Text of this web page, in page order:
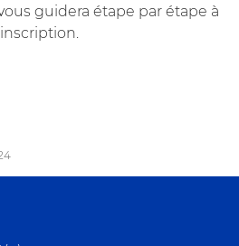
guidera étape par étape à